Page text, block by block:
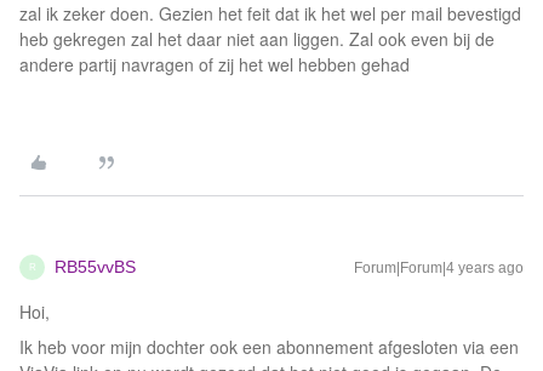
zal ik zeker doen. Gezien het feit dat ik het wel per mail bevestigd
heb gekregen zal het daar niet aan liggen. Zal ook even bij de
andere partij navragen of zij het wel hebben gehad
R RB55vvBS Forum|Forum|4 years ago
Hoi,
Ik heb voor mijn dochter ook een abonnement afgesloten via een